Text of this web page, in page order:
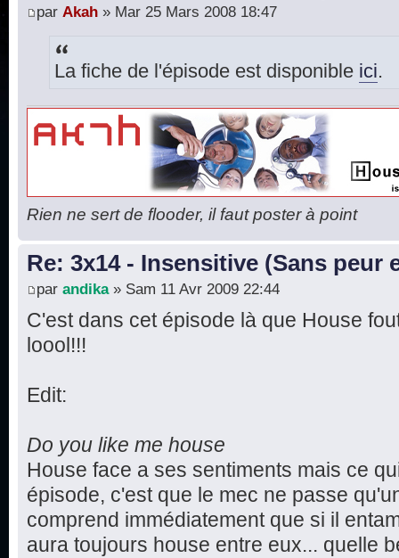
par Akah » Mar 25 Mars 2008 18:47
La fiche de l'épisode est disponible ici.
Rien ne sert de flooder, il faut poster à point
Re: 3x14 - Insensitive (Sans peur
par andika» Sam 11 Avr 2009 22:44
C'est dans cet épisode là que House
loool!!!
Edit:
Do you like me house
House face a ses sentiments mais ce
épisode, c'est que le mec ne passe
comprend immédiatement que si il
aura toujours house entre eux... quelle